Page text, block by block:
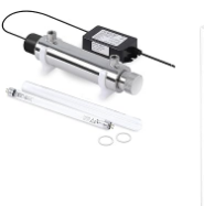
Toda la Casa con Carcasa
de Acero Inoxidable, Funda
de Cuarzo Apto para Ducha,
Bebida